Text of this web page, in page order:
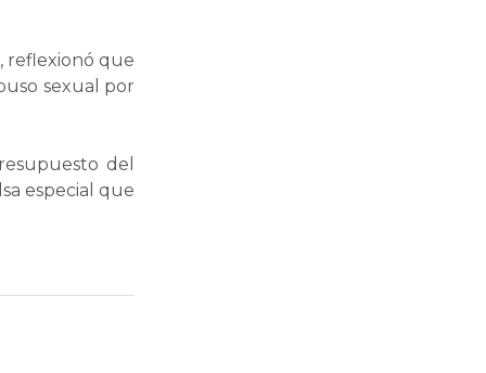
reflexionó que
sexual por
del
especial que